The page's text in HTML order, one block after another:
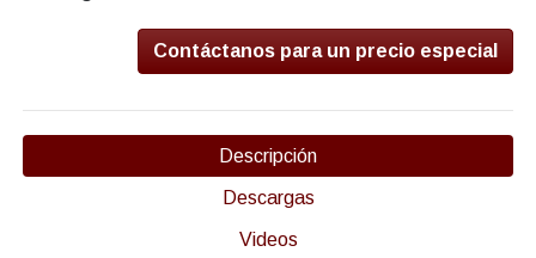
Contáctanos para un precio especial
Descripción
Descargas
Videos